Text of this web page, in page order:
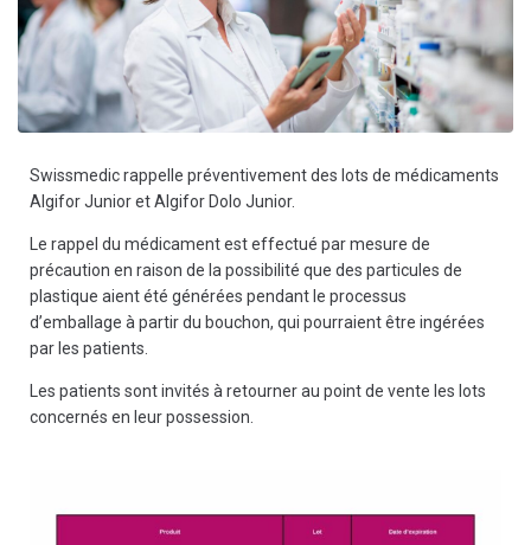
Swissmedic rappelle préventivement des lots de médicaments
Algifor Junior et Algifor Dolo Junior.
Le rappel du médicament est effectué par mesure de
précaution en raison de la possibilité que des particules de
plastique aient été générées pendant le processus
d’emballage à partir du bouchon, qui pourraient être ingérées
par les patients.
Les patients sont invités à retourner au point de vente les lots
concernés en leur possession.